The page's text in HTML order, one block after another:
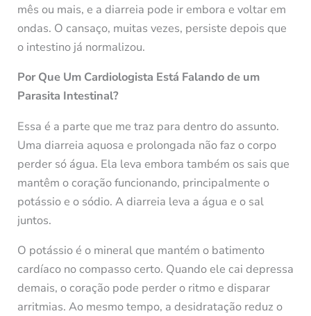
mês ou mais, e a diarreia pode ir embora e voltar em
ondas. O cansaço, muitas vezes, persiste depois que
o intestino já normalizou.
Por Que Um Cardiologista Está Falando de um
Parasita Intestinal?
Essa é a parte que me traz para dentro do assunto.
Uma diarreia aquosa e prolongada não faz o corpo
perder só água. Ela leva embora também os sais que
mantêm o coração funcionando, principalmente o
potássio e o sódio. A diarreia leva a água e o sal
juntos.
O potássio é o mineral que mantém o batimento
cardíaco no compasso certo. Quando ele cai depressa
demais, o coração pode perder o ritmo e disparar
arritmias. Ao mesmo tempo, a desidratação reduz o